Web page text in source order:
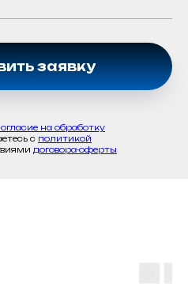
заявку
на обработку
c политикой
договора-оферты